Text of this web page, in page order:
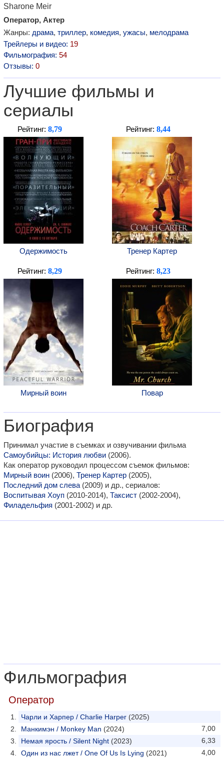
Sharone Meir
Оператор, Актер
Жанры: драма, триллер, комедия, ужасы, мелодрама
Трейлеры и видео: 19
Фильмография: 54
Отзывы: 0
Лучшие фильмы и
сериалы
Рейтинг: 8,79
Одержимость
Рейтинг: 8,44
Тренер Картер
Рейтинг: 8,29
Мирный воин
Рейтинг: 8,23
Повар
Биография
Принимал участие в съемках и озвучивании фильма
Самоубийцы: История любви (2006).
Как оператор руководил процессом съемок фильмов:
Мирный воин (2006), Тренер Картер (2005),
Последний дом слева (2009) и др., сериалов:
Воспитывая Хоуп (2010-2014), Таксист (2002-2004),
Филадельфия (2001-2002) и др.
Фильмография
Оператор
Чарли и Харпер / Charlie Harper (2025)
7,00
Манкимэн / Monkey Man (2024)
6,33
Немая ярость / Silent Night (2023)
4,00
Один из нас лжет / One Of Us Is Lying (2021)